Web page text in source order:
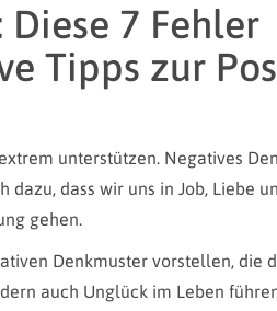
7 Fehler
Tipps zur
unterstützen. Negatives
dass wir uns in Job, Liebe
gehen.
Denkmuster vorstellen, die
auch Unglück im Leben